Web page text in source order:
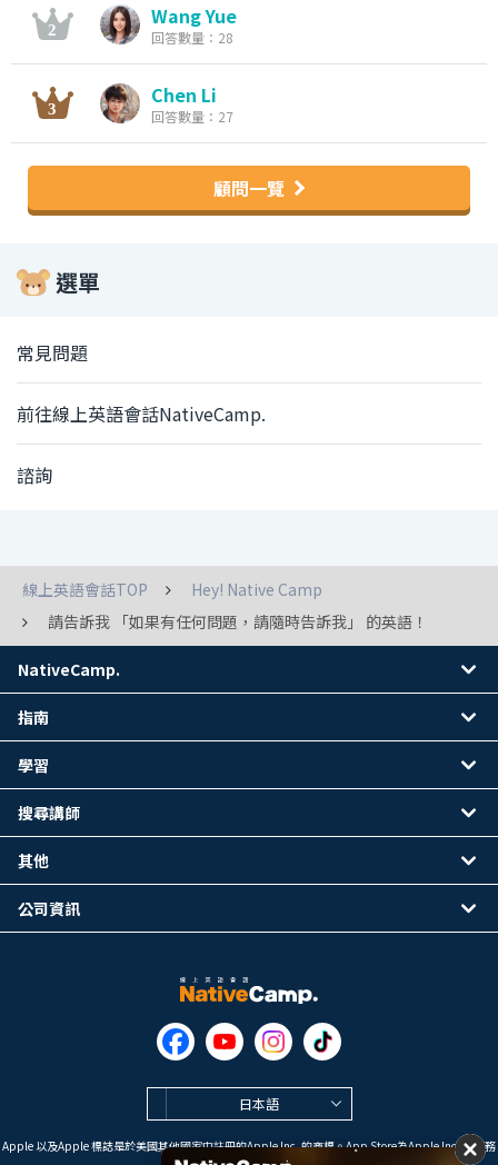
Wang Yue
回答數量：28
Chen Li
回答數量：27
顧問一覽
選單
常見問題
前往線上英語會話NativeCamp.
諮詢
線上英語會話TOP
Hey! Native Camp
請告訴我 「如果有任何問題，請隨時告訴我」 的英語！
日本語
Apple 以及Apple 標誌是於美國其他國家中註冊的Apple Inc. 的商標。App Store為Apple Inc. 的服務
NativeCamp.
指南
學習
搜尋講師
其他
公司資訊